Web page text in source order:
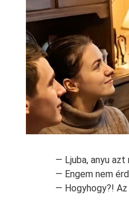
— Ljuba, anyu
— Engem nem
— Hogyhogy?!